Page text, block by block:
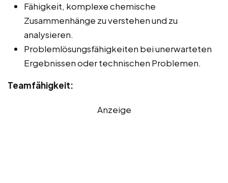
Fähigkeit, komplexe chemische
Zusammenhänge zu verstehen und zu
analysieren.
Problemlösungsfähigkeiten bei unerwarteten
Ergebnissen oder technischen Problemen.
Teamfähigkeit:
Anzeige